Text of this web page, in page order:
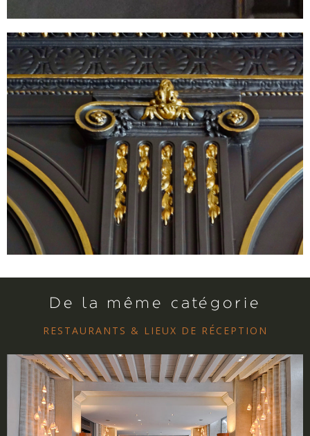
De la même catégorie
RESTAURANTS & LIEUX DE RÉCEPTION